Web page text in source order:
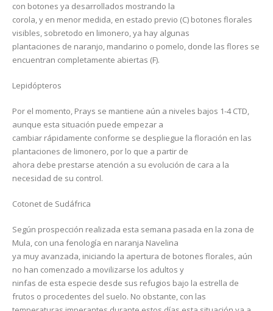
con botones ya desarrollados mostrando la
corola, y en menor medida, en estado previo (C) botones florales
visibles, sobretodo en limonero, ya hay algunas
plantaciones de naranjo, mandarino o pomelo, donde las flores se
encuentran completamente abiertas (F).
Lepidópteros
Por el momento, Prays se mantiene aún a niveles bajos 1-4 CTD,
aunque esta situación puede empezar a
cambiar rápidamente conforme se despliegue la floración en las
plantaciones de limonero, por lo que a partir de
ahora debe prestarse atención a su evolución de cara a la
necesidad de su control.
Cotonet de Sudáfrica
Según prospección realizada esta semana pasada en la zona de
Mula, con una fenología en naranja Navelina
ya muy avanzada, iniciando la apertura de botones florales, aún
no han comenzado a movilizarse los adultos y
ninfas de esta especie desde sus refugios bajo la estrella de
frutos o procedentes del suelo. No obstante, con las